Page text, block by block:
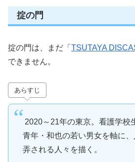
掟の門
掟の門は、まだ「 TSUTAYA
できません。
あらすじ
2020～21年の東京。看護学校
青年・和也の若い男女を軸に
弄される人々を描く。